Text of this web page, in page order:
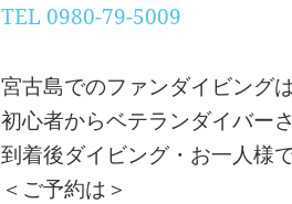
TEL 0980-79-5009
宮古島でのファンダイビング
初心者からベテランダイバー
到着後ダイビング・お一人様
＜ご予約は＞